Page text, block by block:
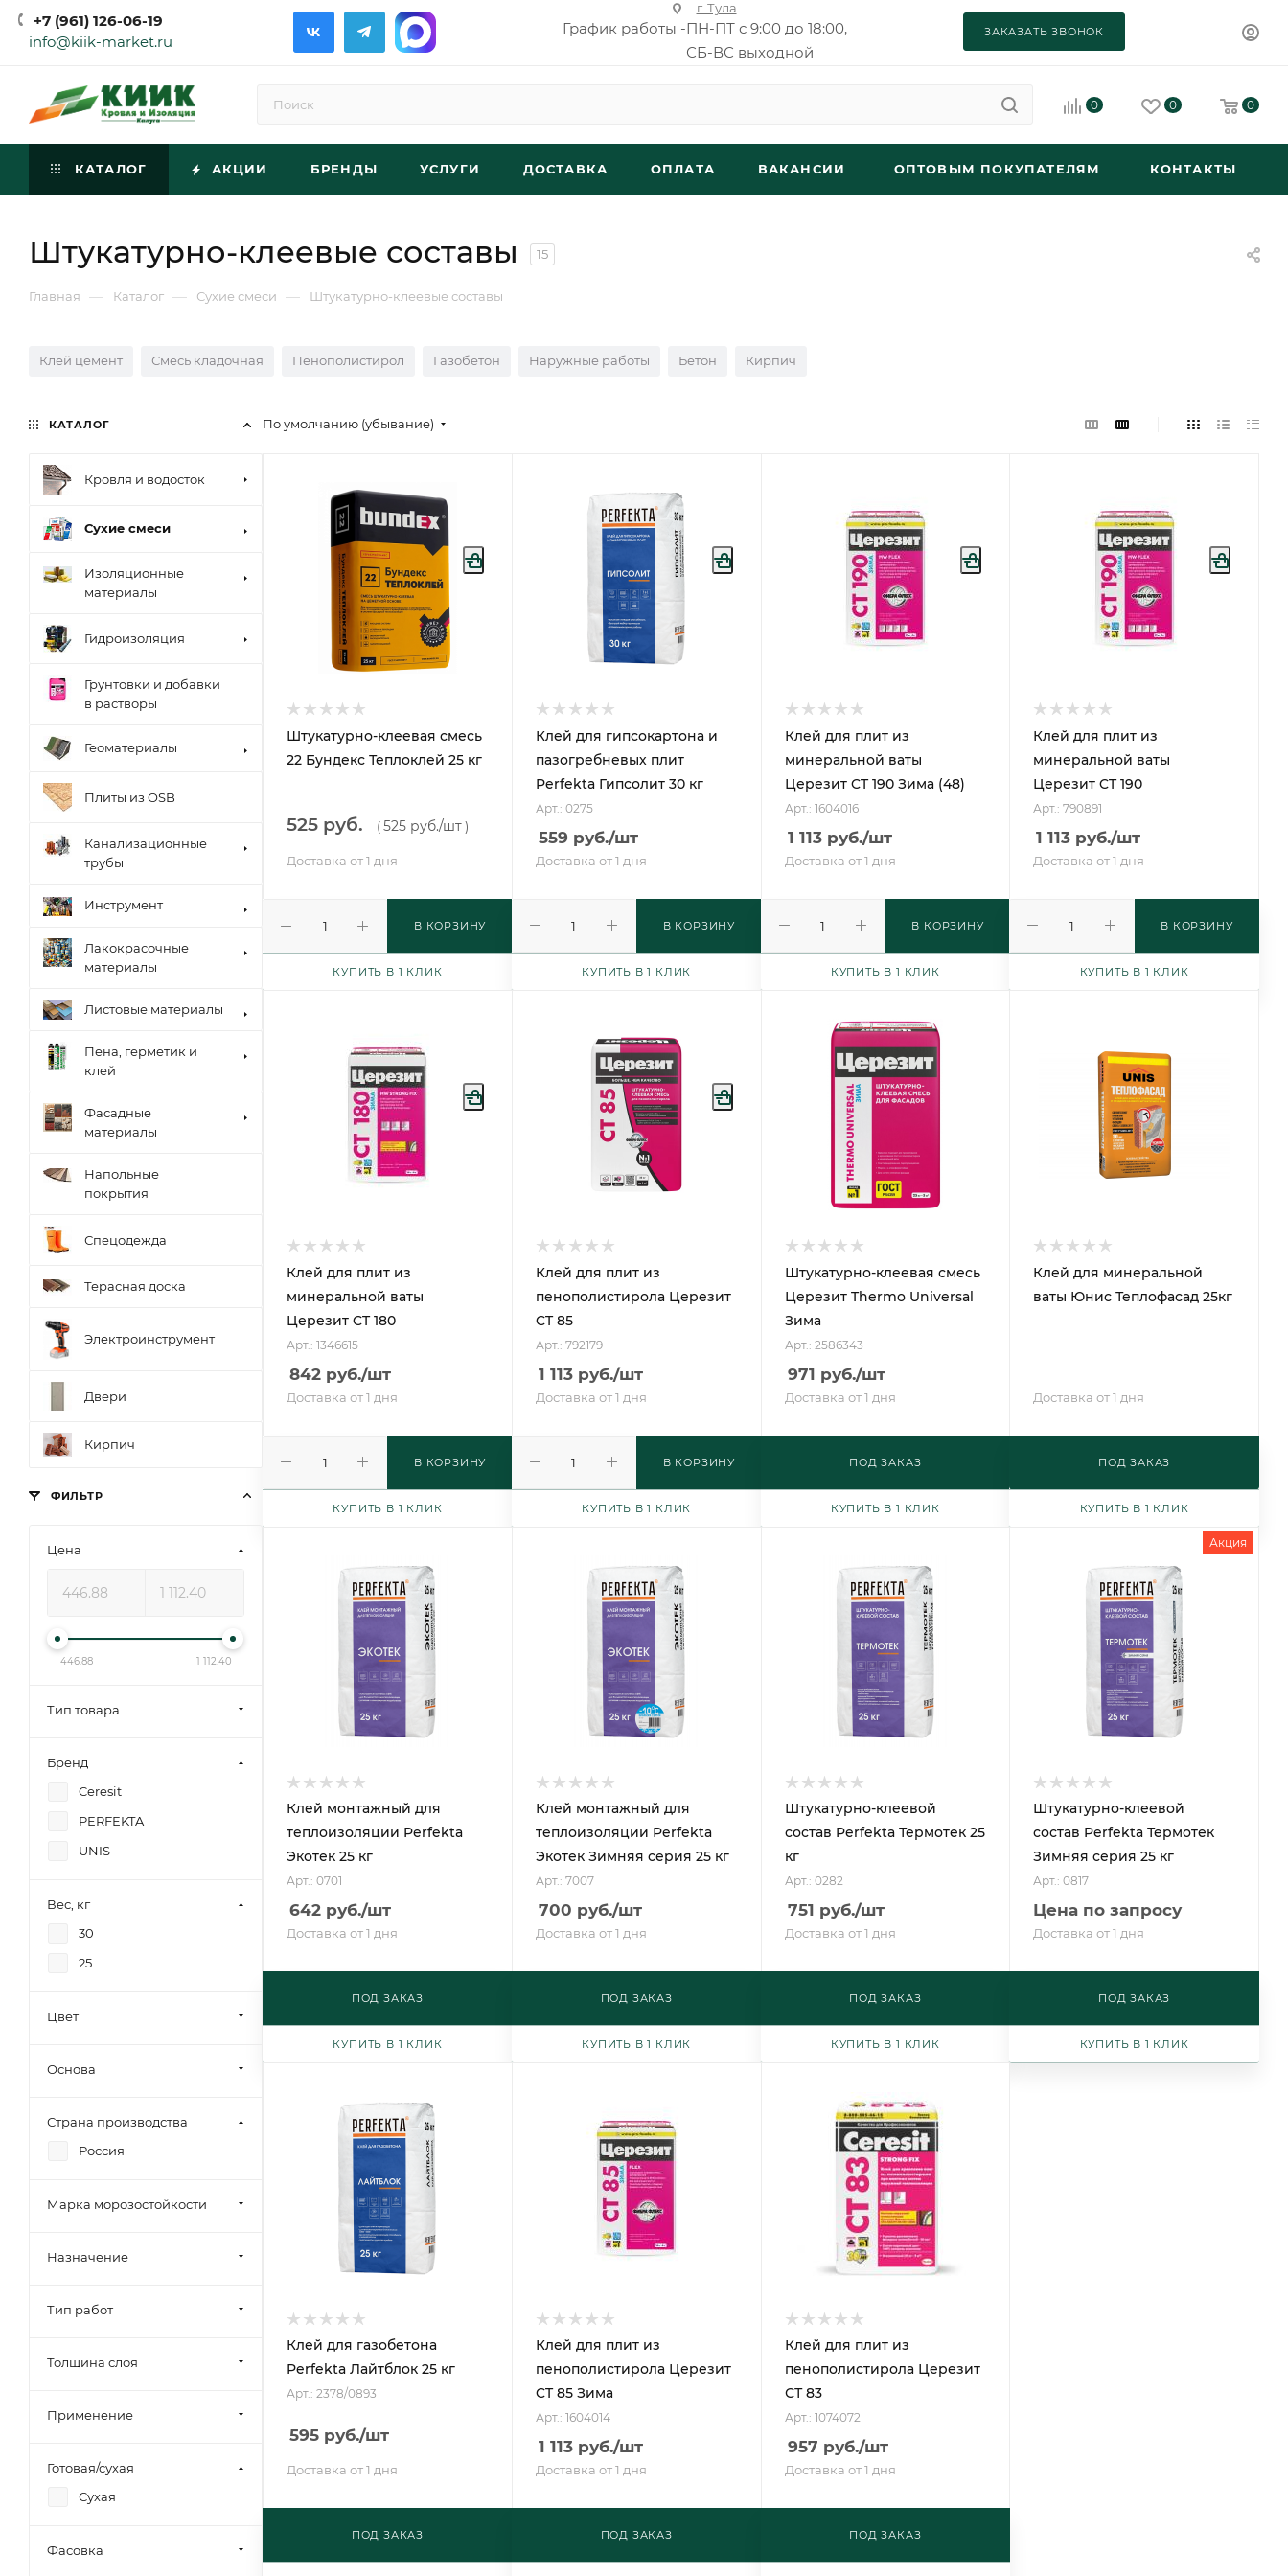
+7 (961) 126-06-19
info@kiik-market.ru
г. Тула
График работы -ПН-ПТ с 9:00 до 18:00,
СБ-ВС выходной
ЗАКАЗАТЬ ЗВОНОК
0 0 0
КАТАЛОГ АКЦИИ БРЕНДЫ УСЛУГИ ДОСТАВКА ОПЛАТА ВАКАНСИИ ОПТОВЫМ ПОКУПАТЕЛЯМ КОНТАКТЫ
Штукатурно-клеевые составы 15
Главная — Каталог — Сухие смеси — Штукатурно-клеевые составы
Клей цемент Смесь кладочная Пенополистирол Газобетон Наружные работы Бетон Кирпич
По умолчанию (убывание)
Штукатурно-клеевая смесь
22 Бундекс Теплоклей 25 кг
525 руб. (525 руб./шт)
Доставка от 1 дня
В КОРЗИНУ
КУПИТЬ В 1 КЛИК
Клей для гипсокартона и
пазогребневых плит
Perfekta Гипсолит 30 кг
Арт.: 0275
559 руб./шт
Доставка от 1 дня
В КОРЗИНУ
КУПИТЬ В 1 КЛИК
Клей для плит из
минеральной ваты
Церезит CT 190 Зима (48)
Арт.: 1604016
1 113руб./шт
Доставка от 1 дня
В КОРЗИНУ
КУПИТЬ В 1 КЛИК
Клей для плит из
минеральной ваты
Церезит CT 190
Арт.: 790891
1 113 руб./шт
Доставка от 1 дня
В КОРЗИНУ
КУПИТЬ В 1 КЛИК
Клей для плит из
минеральной ваты
Церезит CT 180
Арт.: 1346615
842 руб./шт
Доставка от 1 дня
В КОРЗИНУ
КУПИТЬ В 1 КЛИК
Клей для плит из
пенополистирола Церезит
CT 85
Арт.: 792179
1 113руб./шт
Доставка от 1 дня
В КОРЗИНУ
КУПИТЬ В 1 КЛИК
Штукатурно-клеевая смесь
Церезит Thermo Universal
Зима
Арт.: 2586343
971 руб./шт
Доставка от 1 дня
ПОД ЗАКАЗ
КУПИТЬ В 1 КЛИК
Клей для минеральной
ваты Юнис Теплофасад 25кг
Доставка от 1 дня
ПОД ЗАКАЗ
КУПИТЬ В 1 КЛИК
Клей монтажный для
теплоизоляции Perfekta
Экотек 25 кг
Арт.: 0701
642 руб./шт
Доставка от 1 дня
ПОД ЗАКАЗ
КУПИТЬ В 1 КЛИК
Клей монтажный для
теплоизоляции Perfekta
Экотек Зимняя серия 25 кг
Арт.: 7007
700 руб./шт
Доставка от 1 дня
ПОД ЗАКАЗ
КУПИТЬ В 1 КЛИК
Штукатурно-клеевой
состав Perfekta Термотек 25
кг
Арт.: 0282
751 руб./шт
Доставка от 1 дня
ПОД ЗАКАЗ
КУПИТЬ В 1 КЛИК
Акция
Штукатурно-клеевой
состав Perfekta Термотек
Зимняя серия 25 кг
Арт.: 0817
Цена по запросу
Доставка от 1 дня
ПОД ЗАКАЗ
КУПИТЬ В 1 КЛИК
Клей для газобетона
Perfekta Лайтблок 25 кг
Арт.: 2378/0893
595 руб./шт
Доставка от 1 дня
ПОД ЗАКАЗ
Клей для плит из
пенополистирола Церезит
CT 85 Зима
Арт.: 1604014
1 113руб./шт
Доставка от 1 дня
ПОД ЗАКАЗ
Клей для плит из
пенополистирола Церезит
СТ 83
Арт.: 1074072
957 руб./шт
Доставка от 1 дня
ПОД ЗАКАЗ
КАТАЛОГ
Кровля и водосток
Сухие смеси
Изоляционные
материалы
Гидроизоляция
Грунтовки и добавки
в растворы
Геоматериалы
Плиты из OSB
Канализационные
трубы
Инструмент
Лакокрасочные
материалы
Листовые материалы
Пена, герметик и
клей
Фасадные
материалы
Напольные
покрытия
Спецодежда
Терасная доска
Электроинструмент
Двери
Кирпич
ФИЛЬТР
Цена
446.88 1 112.40
Тип товара
Бренд
Ceresit
PERFEKTA
UNIS
Вес, кг
30
25
Цвет
Основа
Страна производства
Россия
Марка морозостойкости
Назначение
Тип работ
Толщина слоя
Применение
Готовая/сухая
Сухая
Фасовка